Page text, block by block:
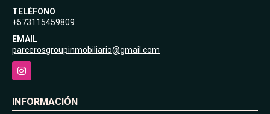
TELÉFONO
+573115459809
EMAIL
parcerosgroupinmobiliario@gmail.com
Instagram
INFORMACIÓN